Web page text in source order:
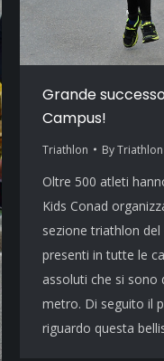
Grande
Campus!
Triathlon ByTriathlon
Oltre 500 atleti
Kids Conad
sezione triathlon del
presenti in tutte le
assoluti che si sono
metro. Di seguito il
riguardo questa